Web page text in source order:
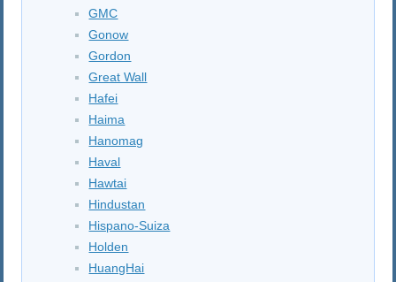
GMC
Gonow
Gordon
Great Wall
Hafei
Haima
Hanomag
Haval
Hawtai
Hindustan
Hispano-Suiza
Holden
HuangHai